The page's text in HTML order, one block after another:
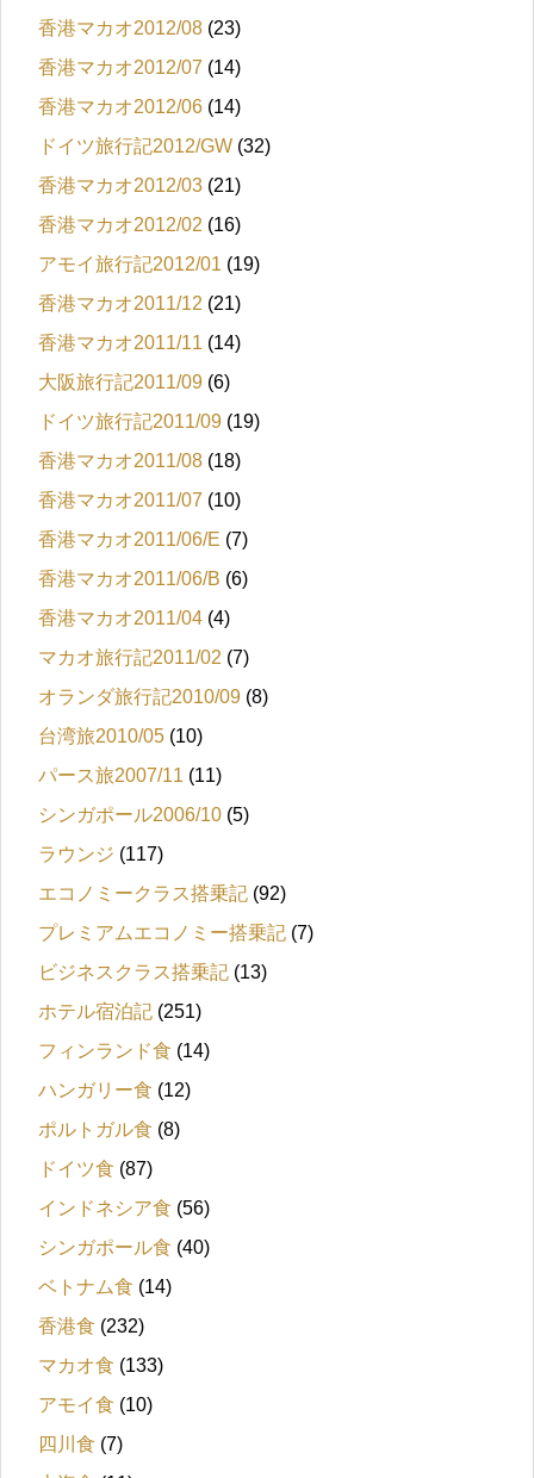
香港マカオ2012/08 (23)
香港マカオ2012/07 (14)
香港マカオ2012/06 (14)
ドイツ旅行記2012/GW (32)
香港マカオ2012/03 (21)
香港マカオ2012/02 (16)
アモイ旅行記2012/01 (19)
香港マカオ2011/12 (21)
香港マカオ2011/11 (14)
大阪旅行記2011/09 (6)
ドイツ旅行記2011/09 (19)
香港マカオ2011/08 (18)
香港マカオ2011/07 (10)
香港マカオ2011/06/E (7)
香港マカオ2011/06/B (6)
香港マカオ2011/04 (4)
マカオ旅行記2011/02 (7)
オランダ旅行記2010/09 (8)
台湾旅2010/05 (10)
パース旅2007/11 (11)
シンガポール2006/10 (5)
ラウンジ (117)
エコノミークラス搭乗記 (92)
プレミアムエコノミー搭乗記 (7)
ビジネスクラス搭乗記 (13)
ホテル宿泊記 (251)
フィンランド食 (14)
ハンガリー食 (12)
ポルトガル食 (8)
ドイツ食 (87)
インドネシア食 (56)
シンガポール食 (40)
ベトナム食 (14)
香港食 (232)
マカオ食 (133)
アモイ食 (10)
四川食 (7)